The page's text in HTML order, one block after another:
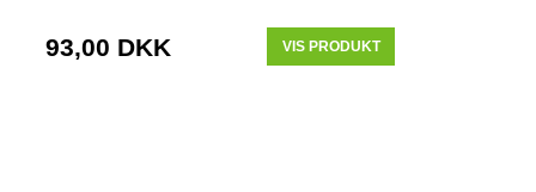
93,00 DKK VIS PRODUKT